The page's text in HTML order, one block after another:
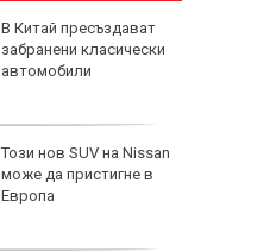
В Китай пресъздават
забранени класически
автомобили
Този нов SUV на Nissan
може да пристигне в
Европа